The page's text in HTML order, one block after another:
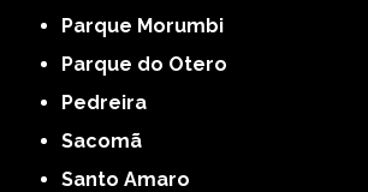
Parque Morumbi
Parque do Otero
Pedreira
Sacomã
Santo Amaro